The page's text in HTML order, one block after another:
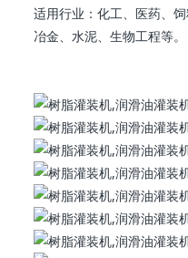
适用行业：化工、医药、
冶金、水泥、生物工程等。